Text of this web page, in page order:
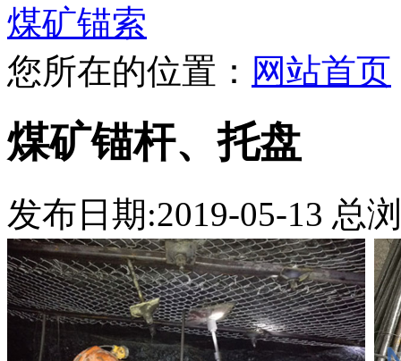
煤矿锚索
您所在的位置： 网站首页
煤矿锚杆、托盘
发布日期:2019-05-13 总